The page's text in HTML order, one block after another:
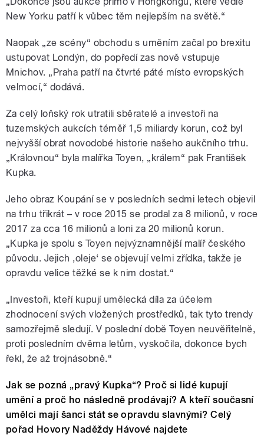
New Yorku patří k vůbec těm nejlepším na světě.“
Naopak „ze scény“ obchodu s uměním začal po brexitu
ustupovat Londýn, do popředí zas nově vstupuje
Mnichov. „Praha patří na čtvrté páté místo evropských
velmocí,“ dodává.
Za celý loňský rok utratili sběratelé a investoři na
tuzemských aukcích téměř 1,5 miliardy korun, což byl
nejvyšší obrat novodobé historie našeho aukčního trhu.
„Královnou“ byla malířka Toyen, „králem“ pak František
Kupka.
Jeho obraz Koupání se v posledních sedmi letech objevil
na trhu třikrát – v roce 2015 se prodal za 8 milionů, v roce
2017 za cca 16 milionů a loni za 20 milionů korun.
„Kupka je spolu s Toyen nejvýznamnější malíř českého
původu. Jejich ,oleje‘ se objevují velmi zřídka, takže je
opravdu velice těžké se k nim dostat.“
„Investoři, kteří kupují umělecká díla za účelem
zhodnocení svých vložených prostředků, tak tyto trendy
samozřejmě sledují. V poslední době Toyen neuvěřitelně,
proti posledním dvěma letům, vyskočila, dokonce bych
řekl, že až trojnásobně.“
Jak se pozná „pravý Kupka“? Proč si lidé kupují
umění a proč ho následně prodávají? A kteří současní
umělci mají šanci stát se opravdu slavnými? Celý
pořad Hovory Naděždy Hávové najdete